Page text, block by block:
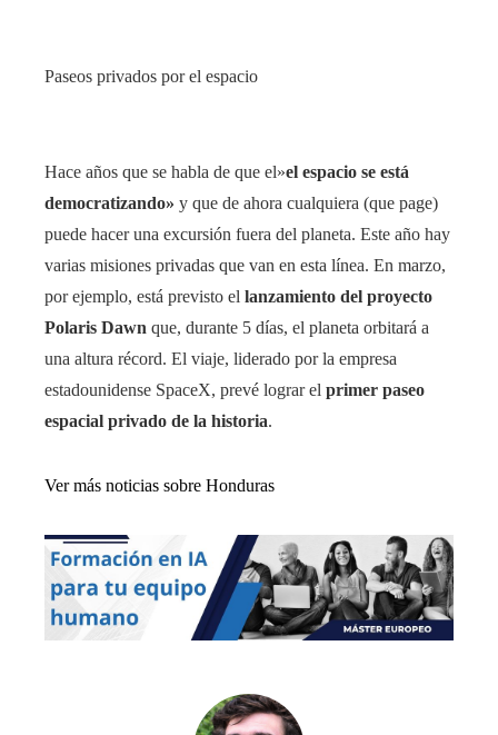
Paseos privados por el espacio
Hace años que se habla de que el»el espacio se está
democratizando» y que de ahora cualquiera (que page)
puede hacer una excursión fuera del planeta. Este año hay
varias misiones privadas que van en esta línea. En marzo,
por ejemplo, está previsto el lanzamiento del proyecto
Polaris Dawn que, durante 5 días, el planeta orbitará a
una altura récord. El viaje, liderado por la empresa
estadounidense SpaceX, prevé lograr el primer paseo
espacial privado de la historia.
Ver más noticias sobre Honduras